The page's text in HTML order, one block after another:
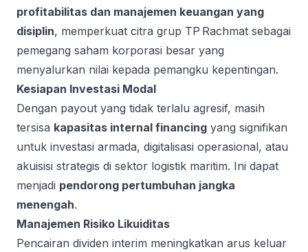
profitabilitas dan manajemen keuangan yang
disiplin, memperkuat citra grup TP Rachmat sebagai
pemegang saham korporasi besar yang
menyalurkan nilai kepada pemangku kepentingan.
Kesiapan Investasi Modal
Dengan payout yang tidak terlalu agresif, masih
tersisa kapasitas internal financing yang signifikan
untuk investasi armada, digitalisasi operasional, atau
akuisisi strategis di sektor logistik maritim. Ini dapat
menjadi pendorong pertumbuhan jangka
menengah.
Manajemen Risiko Likuiditas
Pencairan dividen interim meningkatkan arus keluar